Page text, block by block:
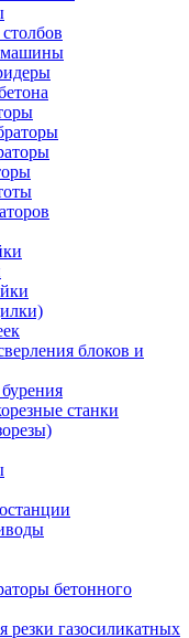
машины
блоков и
станки
бетонного
резки газосиликатных